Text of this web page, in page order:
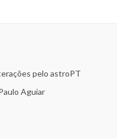
pelo astroPT
Aguiar